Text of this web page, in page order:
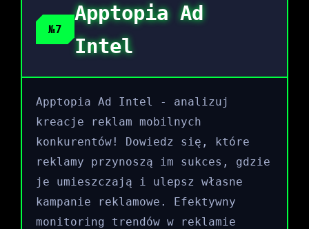
№7
Apptopia Ad
Intel
Apptopia Ad Intel - analizuj
kreacje reklam mobilnych
konkurentów! Dowiedz się, które
reklamy przynoszą im sukces, gdzie
je umieszczają i ulepsz własne
kampanie reklamowe. Efektywny
monitoring trendów w reklamie